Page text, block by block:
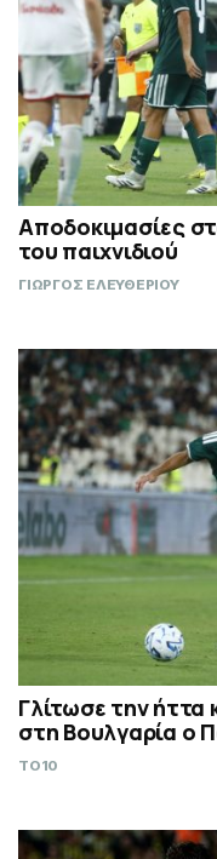
Αποδοκιμασίες
του παιχνιδιού
ΓΙΩΡΓΟΣ ΕΛΕΥΘΕΡΙΟΥ
Γλίτωσε την ήττα
στη Βουλγαρία ο
TO10